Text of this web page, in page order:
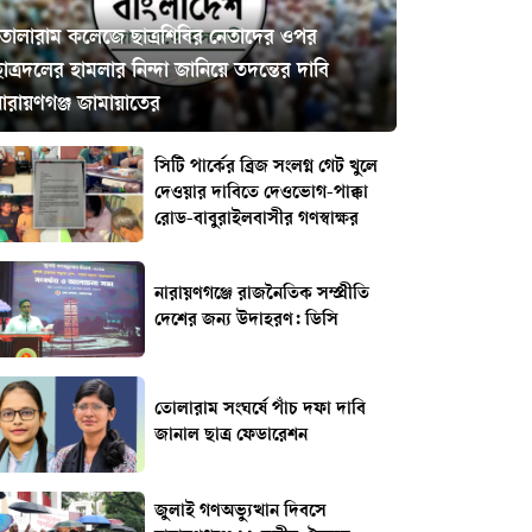
কলেজে ছাত্রশিবির নেতাদের ওপর
হামলার নিন্দা জানিয়ে তদন্তের দাবি
জামায়াতের
সিটি পার্কের ব্রিজ সংলগ্ন গেট খুলে
দেওয়ার দাবিতে দেওভোগ-পাক্কা
রোড-বাবুরাইলবাসীর গণস্বাক্ষর
নারায়ণগঞ্জে রাজনৈতিক সম্প্রীতি
দেশের জন্য উদাহরণ: ডিসি
তোলারাম সংঘর্ষে পাঁচ দফা দাবি
জানাল ছাত্র ফেডারেশন
জুলাই গণঅভ্যুত্থান দিবসে